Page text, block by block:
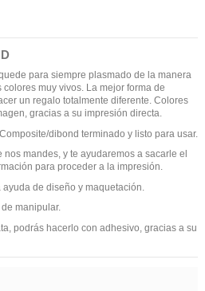
para siempre plasmado de la manera
muy vivos. La mejor forma de
un regalo totalmente diferente. Colores
gracias a su impresión directa.
dibond terminado y listo para usar.
mandes, y te ayudaremos a sacarle el
para proceder a la impresión.
de diseño y maquetación.
manipular.
podrás hacerlo con adhesivo, gracias a su